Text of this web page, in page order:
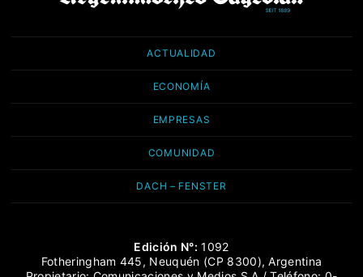
ACTUALIDAD
ECONOMÍA
EMPRESAS
COMUNIDAD
DACH – FENSTER
Edición N°: 1092
Fotheringham 445, Neuquén (CP 8300), Argentina